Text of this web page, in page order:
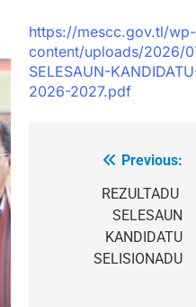
https://mescc.gov.tl/wp-
content/uploads/2026/
SELESAUN-
2026-2027.pdf
navigation
Previous:
REZULTADU
SELESAUN
KANDIDATU
SELISIONADU